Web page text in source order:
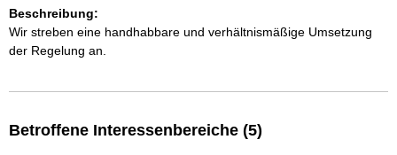
Beschreibung:
Wir streben eine handhabbare und verhältnismäßige Umsetzung
der Regelung an.
Betroffene Interessenbereiche (5)